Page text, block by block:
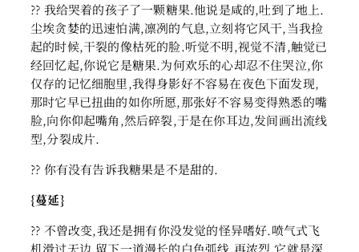
?? 我给哭着的孩子了一颗糖果.他说是咸的,吐到了地上.
尘埃贪婪的迅速怕满,凛冽的气息,立刻将它风干,当我捡
起的时候,干裂的像枯死的脸.听觉不明,视觉不清,触觉已
经回忆起,你说它是糖果.为何欢乐的心却忍不住哭泣,你
仅存的记忆细胞里,我得身影好不容易在夜色下面发现,
那时它早已扭曲的如你所愿,那张好不容易变得熟悉的嘴
脸,向你仰起嘴角,然后碎裂,于是在你耳边,发间画出流线
型,分裂成片.
?? 你有没有告诉我糖果是不是甜的.
{蔓延}
?? 不曾改变,我还是拥有你没发觉的怪异嗜好.喷气式飞
机滑过天边,留下一道漫长的白色弧线,再浓烈,它就是深